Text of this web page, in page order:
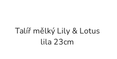
Talíř mělký Lily & Lotus
lila 23cm